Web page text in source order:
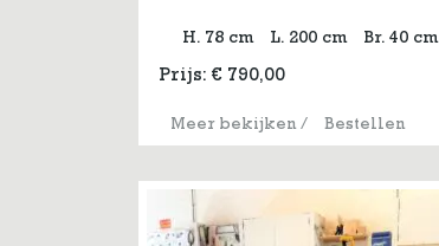
H. 78 cm L. 200 cm Br. 40 cm
Prijs: € 790,00
Meer bekijken/ Bestellen